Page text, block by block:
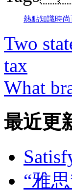
熱點知識時尚
Two
tax
What
最近更
“雅